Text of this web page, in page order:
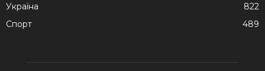
Україна
822
Спорт
489